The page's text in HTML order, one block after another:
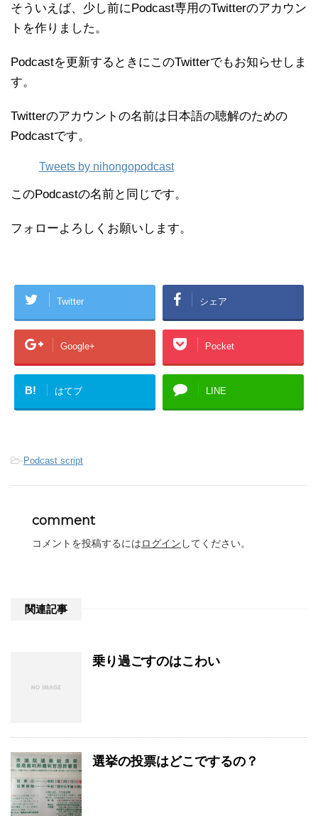
そういえば、少し前にPodcast専用のTwitterのアカウン
トを作りました。
Podcastを更新するときにこのTwitterでもお知らせしま
す。
Twitterのアカウントの名前は日本語の聴解のための
Podcastです。
Tweets by nihongopodcast
このPodcastの名前と同じです。
フォローよろしくお願いします。
Twitter シェア
Google+ Pocket
B! はてブ LINE
-Podcast script
comment
コメントを投稿するにはログイン してください。
関連記事
乗り過ごすのはこわい
選挙の投票はどこでするの？